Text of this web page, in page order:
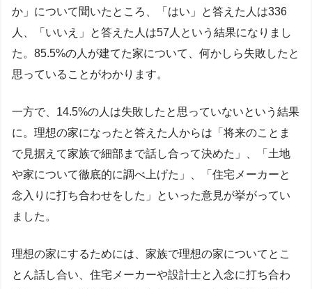
か」について聞いたところ、「はい」と答えた人は336
人、「いいえ」と答えた人は57人という結果になりまし
た。85.5%の人が建てた家について、何かしら失敗したと
思っていることがわかります。
一方で、14.5%の人は失敗したと思っていないという結果
に。理想の家になったと答えた人からは「将来のことま
で見据えて家族で細部まで話し合って決めた」、「土地
や家について徹底的に調べ上げた」、「住宅メーカーと
念入りに打ち合わせをした」といった意見が挙がってい
ました。
理想の家にするためには、家族で理想の家についてとこ
とん話し合い、住宅メーカーや設計士と入念に打ち合わ